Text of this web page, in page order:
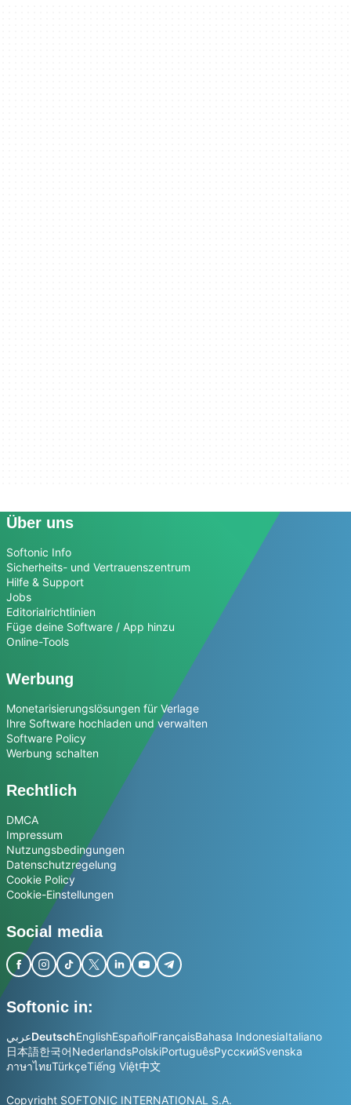
Über uns
Softonic Info
Sicherheits- und Vertrauenszentrum
Hilfe & Support
Jobs
Editorialrichtlinien
Füge deine Software / App hinzu
Online-Tools
Werbung
Monetarisierungslösungen für Verlage
Ihre Software hochladen und verwalten
Software Policy
Werbung schalten
Rechtlich
DMCA
Impressum
Nutzungsbedingungen
Datenschutzregelung
Cookie Policy
Cookie-Einstellungen
Social media
Softonic in:
عربيDeutschEnglishEspañolFrançaisBahasa IndonesiaItaliano
日本語한국어NederlandsPolskiPortuguêsРусскийSvenska
ภาษาไทยTürkçeTiếng Việt中文
Copyright SOFTONIC INTERNATIONAL S.A.